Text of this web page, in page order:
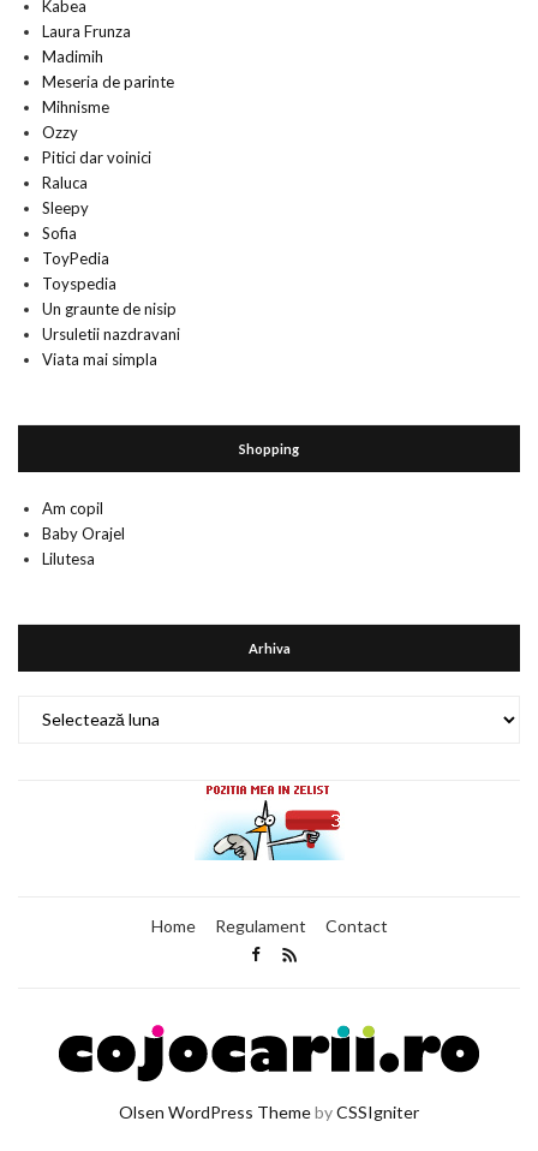
Kabea
Laura Frunza
Madimih
Meseria de parinte
Mihnisme
Ozzy
Pitici dar voinici
Raluca
Sleepy
Sofia
ToyPedia
Toyspedia
Un graunte de nisip
Ursuletii nazdravani
Viata mai simpla
Shopping
Am copil
Baby Orajel
Lilutesa
Arhiva
Home Regulament Contact
Olsen WordPress ThemebyCSSIgniter